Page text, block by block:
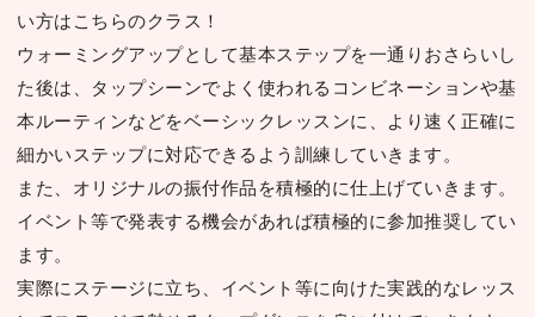
い⽅はこちらのクラス！
ウォーミングアップとして基本ステップを⼀通りおさらいし
た後は、タップシーンでよく使われるコンビネーションや基
本ルーティンなどをベーシックレッスンに、より速く正確に
細かいステップに対応できるよう訓練していきます。
また、オリジナルの振付作品を積極的に仕上げていきます。
イベント等で発表する機会があれば積極的に参加推奨してい
ます。
実際にステージに⽴ち、イベント等に向けた実践的なレッス